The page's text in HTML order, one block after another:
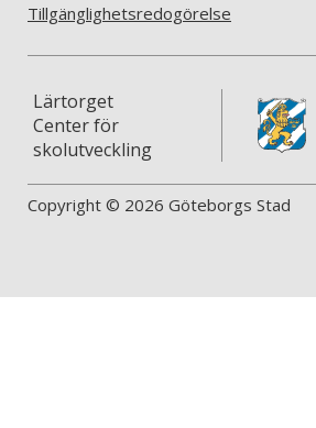
Tillgänglighetsredogörelse
Lärtorget
Center för
skolutveckling
Copyright © 2026 Göteborgs Stad